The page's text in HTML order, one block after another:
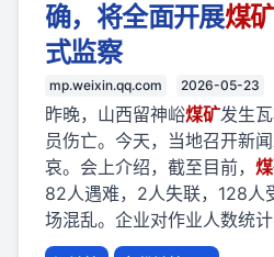
确，将全面开展煤
式监察
mp.weixin.qq.com 2026-05-23
昨晚，山西留神峪煤矿发生
员伤亡。今天，当地召开新
哀。会上介绍，截至目前，
82人遇难，2人失联，128人
场混乱。企业对作业人数统